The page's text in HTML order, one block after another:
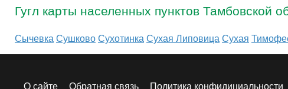
Гугл карты населенных пунктов Тамбовской
СычевкаСушковоСухотинкаСухая ЛиповицаСухая
О сайте Обратная связь Политика конфидициальности